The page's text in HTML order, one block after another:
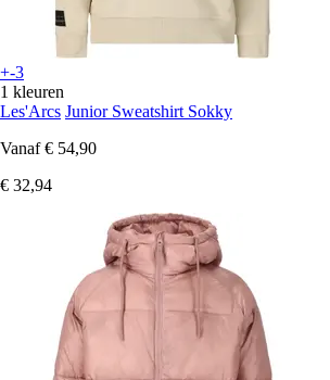
+-3
1 kleuren
Les'Arcs Junior Sweatshirt Sokky
Vanaf € 54,90
€ 32,94